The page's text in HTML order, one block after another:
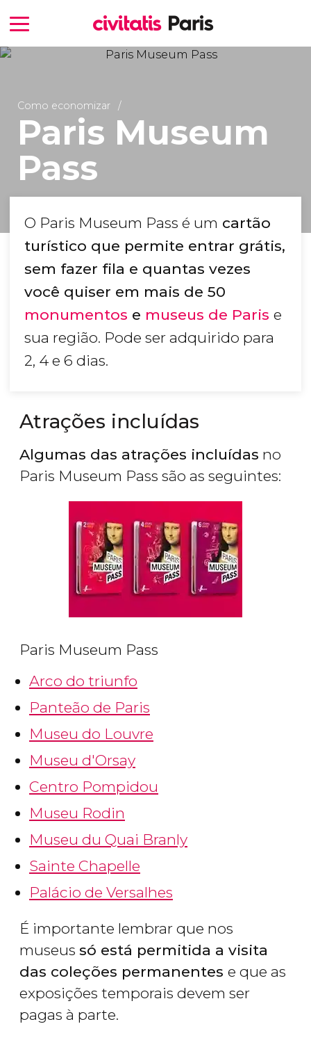
Como economizar
Paris Museum
Pass
O Paris Museum Pass é um cartão
turístico que permite entrar grátis,
sem fazer fila e quantas vezes
você quiser em mais de 50
monumentos e museus de Paris e
sua região. Pode ser adquirido para
2, 4 e 6 dias.
Atrações incluídas
Algumas das atrações incluídas no
Paris Museum Pass são as seguintes:
Paris Museum Pass
Arco do triunfo
Panteão de Paris
Museu do Louvre
Museu d'Orsay
Centro Pompidou
Museu Rodin
Museu du Quai Branly
Sainte Chapelle
Palácio de Versalhes
É importante lembrar que nos
museus só está permitida a visita
das coleções permanentes e que as
exposições temporais devem ser
pagas à parte.